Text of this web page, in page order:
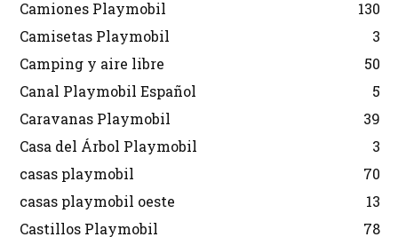
Camiones Playmobil
130
Camisetas Playmobil
3
Camping y aire libre
50
Canal Playmobil Español
5
Caravanas Playmobil
39
Casa del Árbol Playmobil
3
casas playmobil
70
casas playmobil oeste
13
Castillos Playmobil
78